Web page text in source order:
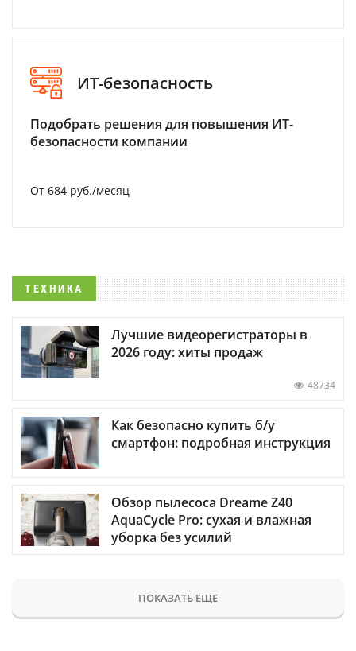
ИТ-безопасность
Подобрать решения для повышения ИТ-
безопасности компании
От 684 руб./месяц
ТЕХНИКА
Лучшие видеорегистраторы в
2026 году: хиты продаж
48734
Как безопасно купить б/у
смартфон: подробная инструкция
Обзор пылесоса Dreame Z40
AquaCycle Pro: сухая и влажная
уборка без усилий
ПОКАЗАТЬ ЕЩЕ